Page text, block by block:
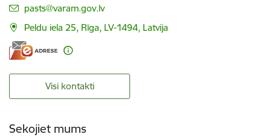
E-pasts:
pasts@varam.gov.lv
Peldu iela 25, Rīga, LV-1494, Latvija
Visi kontakti
Sekojiet mums